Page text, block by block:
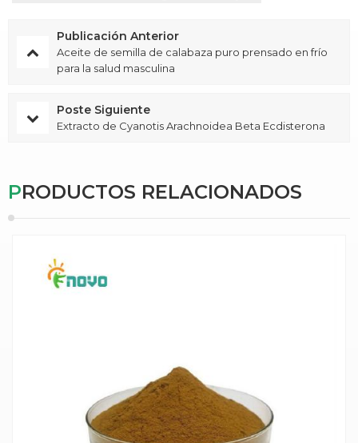
Publicación Anterior
Aceite de semilla de calabaza puro prensado en frío
para la salud masculina
Poste Siguiente
Extracto de Cyanotis Arachnoidea Beta Ecdisterona
PRODUCTOS RELACIONADOS